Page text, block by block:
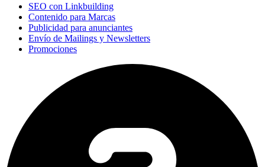
SEO con Linkbuilding
Contenido para Marcas
Publicidad para anunciantes
Envío de Mailings y Newsletters
Promociones